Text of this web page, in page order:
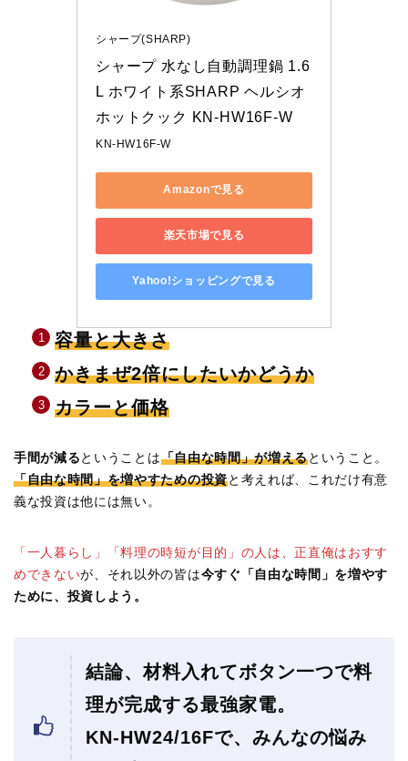
シャープ(SHARP)
シャープ 水なし自動調理鍋 1.6
L ホワイト系SHARP ヘルシオ
ホットクック KN-HW16F-W
KN-HW16F-W
Amazonで見る
楽天市場で見る
Yahoo!ショッピングで見る
容量と大きさ
かきまぜ2倍にしたいかどうか
カラーと価格
手間が減る ということは「自由な時間」が増えるということ。
「自由な時間」を増やすための投資と考えれば、これだけ有意
義な投資は他には無い。
「一人暮らし」「料理の時短が目的」の人は、正直俺はおすす
めできないが、それ以外の皆は今すぐ「自由な時間」を増やす
ために、投資しよう。
結論、材料入れてボタン一つで料
理が完成する最強家電。
KN-HW24/16Fで、みんなの悩み